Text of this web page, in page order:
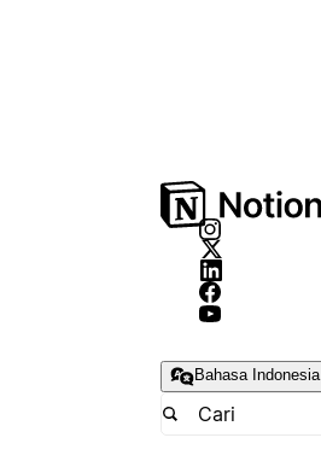
Bahasa Indonesia